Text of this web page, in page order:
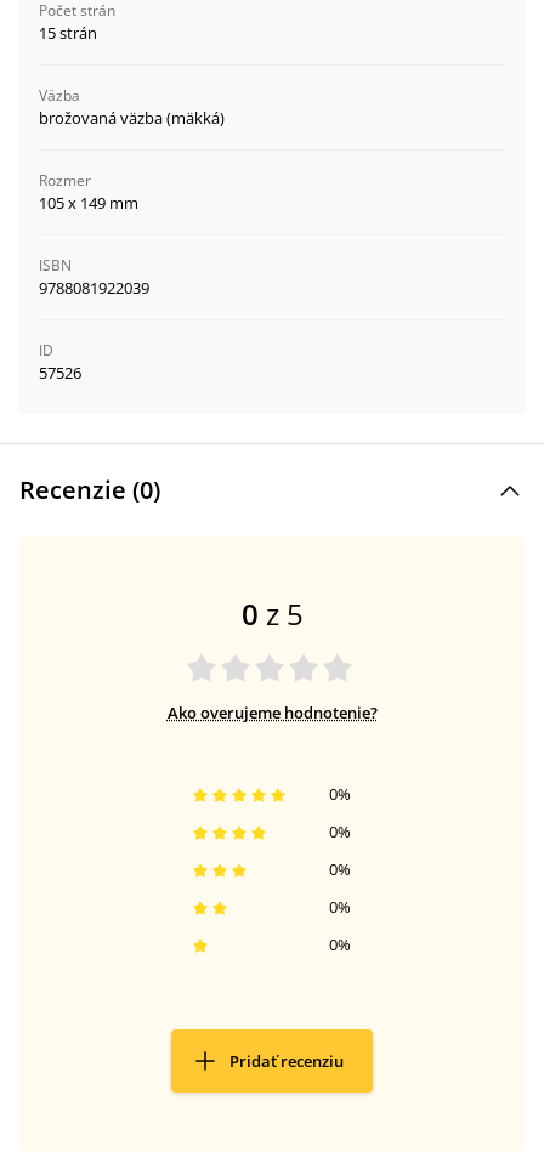
Počet strán
15 strán
Väzba
brožovaná väzba (mäkká)
Rozmer
105 x 149 mm
ISBN
9788081922039
ID
57526
Recenzie (0)
0 z 5
Ako overujeme hodnotenie?
0%
0%
0%
0%
0%
Pridať recenziu